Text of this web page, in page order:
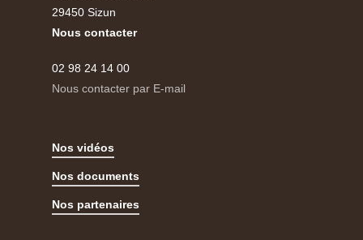
29450 Sizun
Nous contacter
02 98 24 14 00
Nous contacter par E-mail
Nos vidéos
Nos documents
Nos partenaires